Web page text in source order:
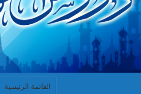
القائمة الرئيسية